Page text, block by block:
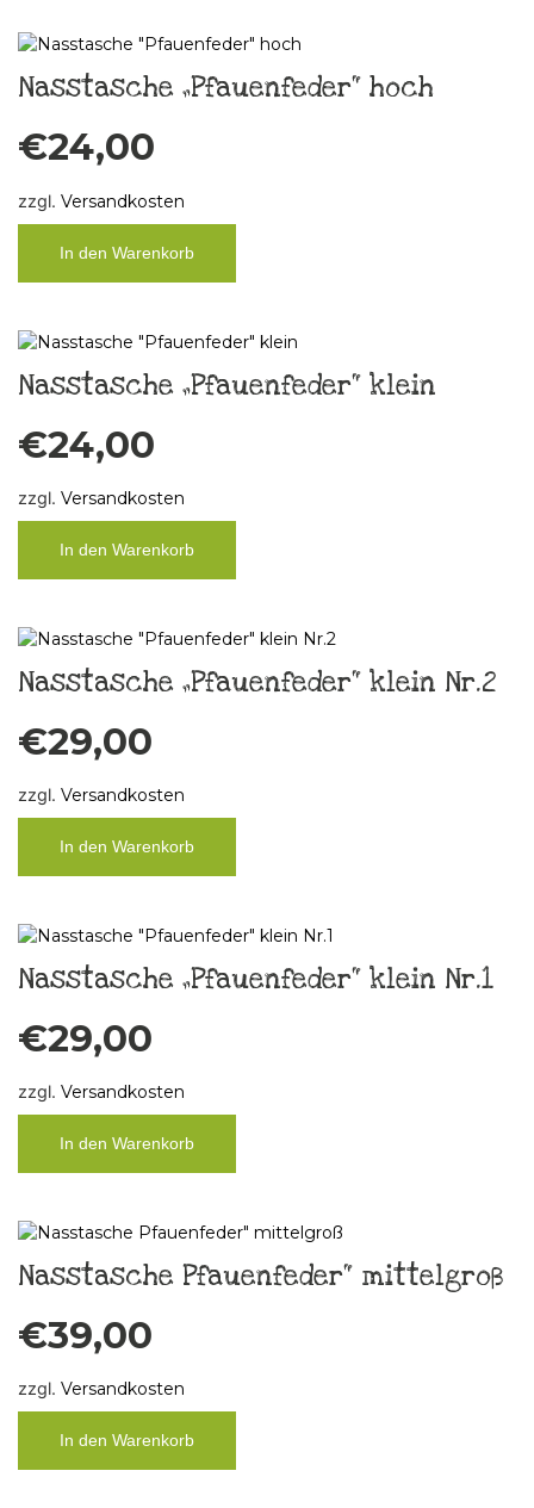
Nasstasche „Pfauenfeder“ hoch
€24,00
zzgl. Versandkosten
In den Warenkorb
Nasstasche „Pfauenfeder“ klein
€24,00
zzgl. Versandkosten
In den Warenkorb
Nasstasche „Pfauenfeder“ klein Nr.2
€29,00
zzgl. Versandkosten
In den Warenkorb
Nasstasche „Pfauenfeder“ klein Nr.1
€29,00
zzgl. Versandkosten
In den Warenkorb
Nasstasche Pfauenfeder“ mittelgroß
€39,00
zzgl. Versandkosten
In den Warenkorb